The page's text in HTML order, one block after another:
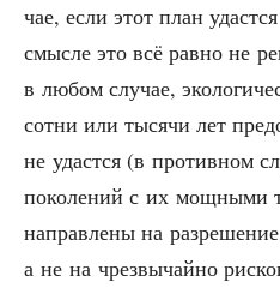
чае, если этот план
смыс­ле это всё рав­но не
в любом слу­чае,
сот­ни или тыся­чи лет
не удаст­ся (в про­тив­ном
поко­ле­ний с их мощ­ны­ми
направ­ле­ны на
а не на чрез­вы­чай­но